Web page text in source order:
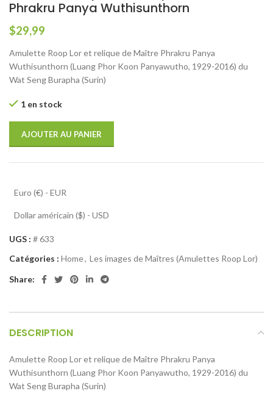
Phrakru Panya Wuthisunthorn
$29,99
Amulette Roop Lor et relique de Maître Phrakru Panya
Wuthisunthorn (Luang Phor Koon Panyawutho, 1929-2016) du
Wat Seng Burapha (Surin)
1 en stock
AJOUTER AU PANIER
Euro (€) - EUR
Dollar américain ($) - USD
UGS : # 633
Catégories : Home, Les images de Maîtres (Amulettes Roop Lor)
Share:
DESCRIPTION
Amulette Roop Lor et relique de Maître Phrakru Panya
Wuthisunthorn (Luang Phor Koon Panyawutho, 1929-2016) du
Wat Seng Burapha (Surin)